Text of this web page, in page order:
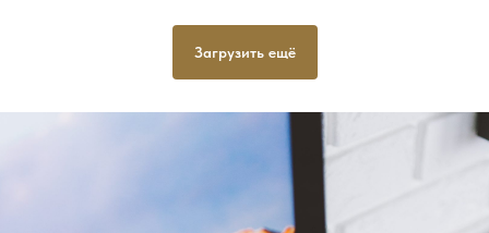
Загрузить ещё